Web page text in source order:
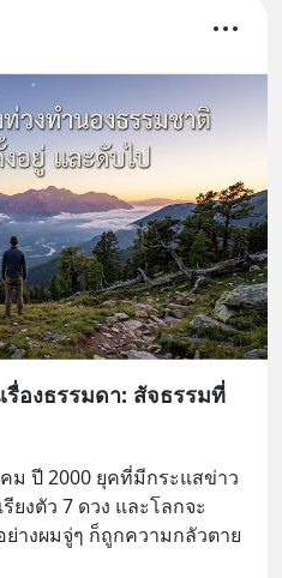
รื่องธรรมดา: สัจธรรมที่
ม ปี 2000 ยุคที่มีกระแสข่าว
ยงตัว 7 ดวง และโลกจะ
างผมจู่ๆ ก็ถูกความกลัวตาย